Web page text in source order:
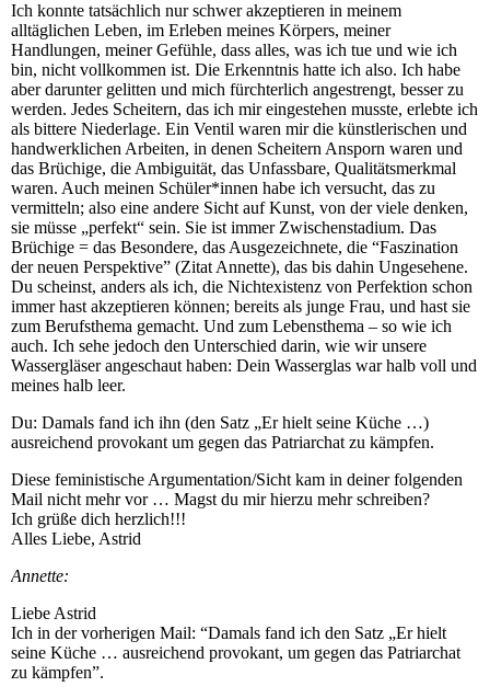
Ich konnte tatsächlich nur schwer akzeptieren in meinem
alltäglichen Leben, im Erleben meines Körpers, meiner
Handlungen, meiner Gefühle, dass alles, was ich tue und wie ich
bin, nicht vollkommen ist. Die Erkenntnis hatte ich also. Ich habe
aber darunter gelitten und mich fürchterlich angestrengt, besser zu
werden. Jedes Scheitern, das ich mir eingestehen musste, erlebte ich
als bittere Niederlage. Ein Ventil waren mir die künstlerischen und
handwerklichen Arbeiten, in denen Scheitern Ansporn waren und
das Brüchige, die Ambiguität, das Unfassbare, Qualitätsmerkmal
waren. Auch meinen Schüler*innen habe ich versucht, das zu
vermitteln; also eine andere Sicht auf Kunst, von der viele denken,
sie müsse „perfekt“ sein. Sie ist immer Zwischenstadium. Das
Brüchige = das Besondere, das Ausgezeichnete, die “Faszination
der neuen Perspektive” (Zitat Annette), das bis dahin Ungesehene.
Du scheinst, anders als ich, die Nichtexistenz von Perfektion schon
immer hast akzeptieren können; bereits als junge Frau, und hast sie
zum Berufsthema gemacht. Und zum Lebensthema – so wie ich
auch. Ich sehe jedoch den Unterschied darin, wie wir unsere
Wassergläser angeschaut haben: Dein Wasserglas war halb voll und
meines halb leer.
Du: Damals fand ich ihn (den Satz „Er hielt seine Küche …)
ausreichend provokant um gegen das Patriarchat zu kämpfen.
Diese feministische Argumentation/Sicht kam in deiner folgenden
Mail nicht mehr vor … Magst du mir hierzu mehr schreiben?
Ich grüße dich herzlich!!!
Alles Liebe, Astrid
Annette:
Liebe Astrid
Ich in der vorherigen Mail: “Damals fand ich den Satz „Er hielt
seine Küche … ausreichend provokant, um gegen das Patriarchat
zu kämpfen”.